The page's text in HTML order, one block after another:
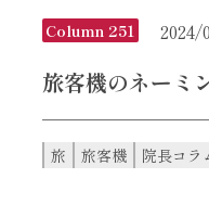
Column 251 2024/
旅客機のネーミ
旅 旅客機 院長コラ